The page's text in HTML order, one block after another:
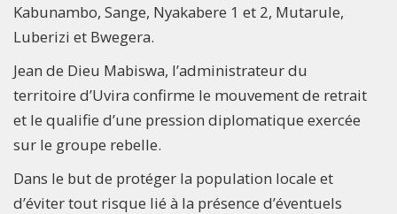
Kabunambo, Sange, Nyakabere 1 et 2, Mutarule,
Luberizi et Bwegera.
Jean de Dieu Mabiswa, l’administrateur du
territoire d’Uvira confirme le mouvement de retrait
et le qualifie d’une pression diplomatique exercée
sur le groupe rebelle.
Dans le but de protéger la population locale et
d’éviter tout risque lié à la présence d’éventuels